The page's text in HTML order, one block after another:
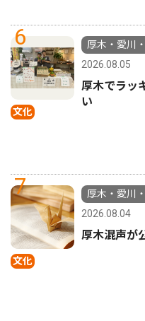
6
文化
厚木・愛川・
2026.08.05
厚木でラッ
い
7
文化
厚木・愛川・
2026.08.04
厚木混声が